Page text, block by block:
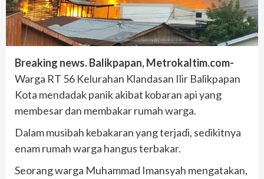
Breaking news. Balikpapan, Metrokaltim.com-
Warga RT 56 Kelurahan Klandasan Ilir Balikpapan
Kota mendadak panik akibat kobaran api yang
membesar dan membakar rumah warga.
Dalam musibah kebakaran yang terjadi, sedikitnya
enam rumah warga hangus terbakar.
Seorang warga Muhammad Imansyah mengatakan,